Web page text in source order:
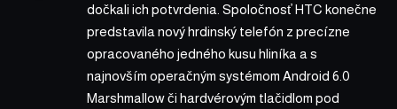
dočkali ich potvrdenia. Spoločnosť HTC konečne
predstavila nový hrdinský telefón z precízne
opracovaného jedného kusu hliníka a s
najnovším operačným systémom Android 6.0
Marshmallow či hardvérovým tlačidlom pod